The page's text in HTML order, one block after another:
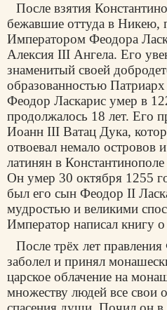
После взятия
бежавшие оттуда в Никею,
Императором Феодора
Алексия III Ангела. Его
знаменитый своей
образованностью
Феодор Ласкарис умер в
продолжалось 18 лет. Его
Иоанн III Ватац Дука,
отвоевал немало островов
латинян в
Он умер 30 октября 1255
был его сын Феодор II
мудростью и великими
Император написал книгу
После трёх лет
заболел и принял
царское облачение на
множеству людей все свои